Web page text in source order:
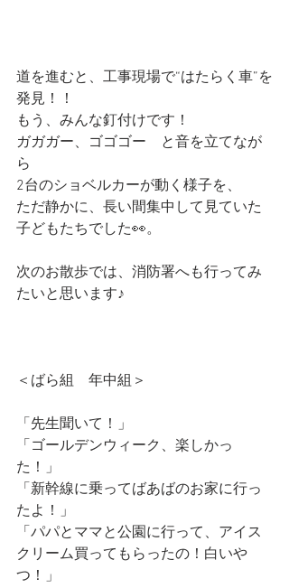
道を進むと、工事現場で“はたらく車”を
発見！！
もう、みんな釘付けです！
ガガガー、ゴゴゴー　と音を立てなが
ら
2台のショベルカーが動く様子を、
ただ静かに、長い間集中して見ていた
子どもたちでした👀。
次のお散歩では、消防署へも行ってみ
たいと思います♪
＜ばら組　年中組＞
「先生聞いて！」
「ゴールデンウィーク、楽しかっ
た！」
「新幹線に乗ってばあばのお家に行っ
たよ！」
「パパとママと公園に行って、アイス
クリーム買ってもらったの！白いや
つ！」